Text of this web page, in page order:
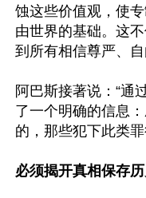
蚀这些价值观，使
由世界的基础。这
到所有相信尊严、
阿巴斯接著说：“通
了一个明确的信息
的，那些犯下此类
必须揭开真相保存